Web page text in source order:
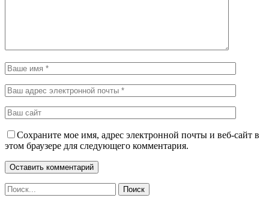
Сохраните мое имя, адрес электронной почты и веб-сайт в
этом браузере для следующего комментария.